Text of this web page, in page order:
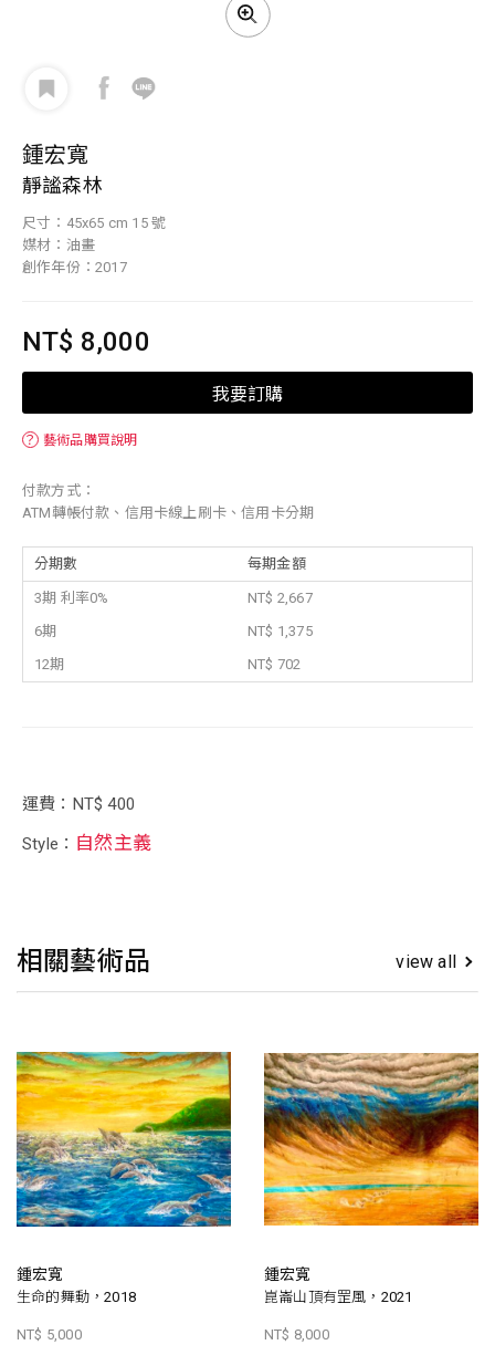
鍾宏寬
靜謐森林
尺寸：45x65 cm 15 號
媒材：油畫
創作年份：2017
NT$ 8,000
我要訂購
？ 藝術品購買說明
付款方式：
ATM轉帳付款、信用卡線上刷卡、信用卡分期
分期數 每期金額
3期 利率0%
NT$ 2,667
6期
NT$ 1,375
12期
NT$ 702
運費：NT$ 400
Style： 自然主義
相關藝術品 view all
鍾宏寬
生命的舞動，2018
NT$ 5,000
鍾宏寬
崑崙山頂有罡風，2021
NT$ 8,000